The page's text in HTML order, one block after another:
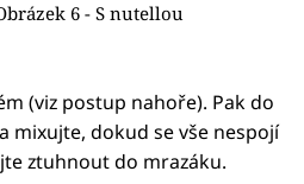
6 - S nutellou
(viz postup nahoře). Pak do
mixujte, dokud se vše nespojí
ztuhnout do mrazáku.